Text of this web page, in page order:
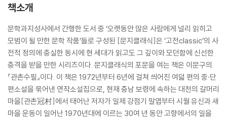
책소개
문학과지성사에서 간행한 도서 중 ‘오랫동안 많은 사람에게 널리 읽히고
모범이 될 만한 문학 작품’들로 구성된 [문지클래식]은 ‘고전classic’의 사
전적 정의에 충실한 동시에 현 세대가 읽고도 그 깊이와 모던함에 신선한
충격을 받을 만한 시리즈이다. 문지클래식의 포문을 여는 책은 이문구의
『관촌수필』이다. 이 책은 1972년부터 6년에 걸쳐 씌어진 여덟 편의 중·단
편소설을 묶어낸 연작소설집으로, 현재 충남 보령에 속하는 대천의 갈머리
마을[관촌冠村]에서 태어난 저자가 일제 강점기 말엽부터 시월 유신과 새
마을 운동이 일어난 1970년대에 이르는 30여 년 동안 고향에서의 일을